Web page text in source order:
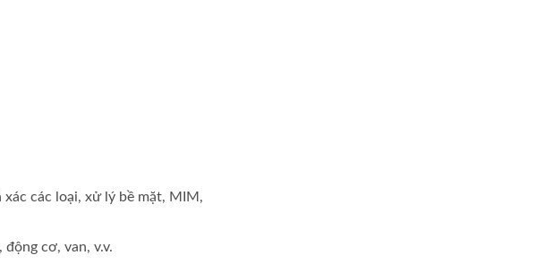
các loại, xử lý bề mặt, MIM,
cơ, van, v.v.